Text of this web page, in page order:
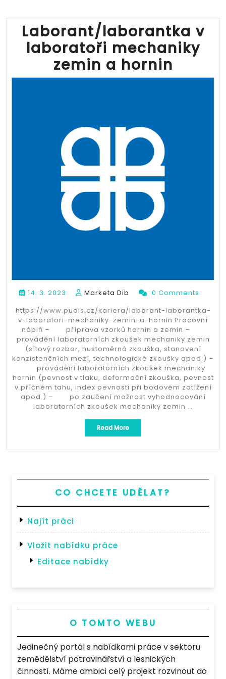
Laborant/laborantka v
laboratoři mechaniky
zemin a hornin
14. 3. 2023 Marketa Dib
0 Comments
https://www.pudis.cz/kariera/laborant-laborantka-
v-laboratori-mechaniky-zemin-a-hornin Pracovní
náplň – příprava vzorků hornin a zemin –
provádění laboratorních zkoušek mechaniky zemin
(sítový rozbor, hustoměrná zkouška, stanovení
konzistenčních mezí, technologické zkoušky apod.) –
provádění laboratorních zkoušek mechaniky
hornin (pevnost v tlaku, deformační zkouška, pevnost
v příčném tahu, index pevnosti při bodovém zatížení
apod.) – po zaučení možnost vyhodnocování
laboratorních zkoušek mechaniky zemin …
Read More„Laborant/laborantka
v
hornin“
CO CHCETE UDĚLAT?
Najít práci
Vložit nabídku práce
Editace nabídky
O TOMTO WEBU
Jedinečný portál s nabídkami práce v sektoru
zemědělství potravinářství a lesnických
činností. Máme ambici celý projekt rozvinout do